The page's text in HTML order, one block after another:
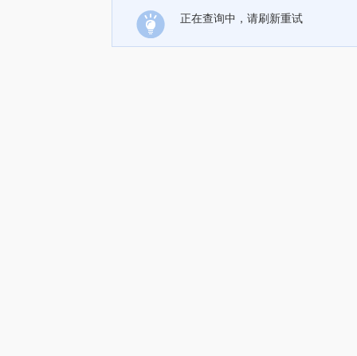
正在查询中，请刷新重试